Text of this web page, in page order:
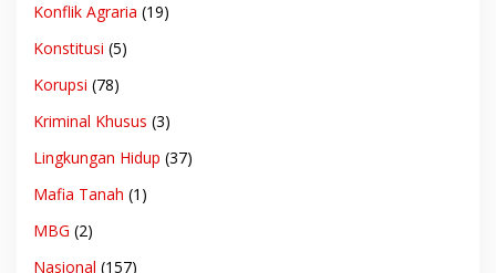
Konflik Agraria (19)
Konstitusi (5)
Korupsi (78)
Kriminal Khusus (3)
Lingkungan Hidup (37)
Mafia Tanah (1)
MBG (2)
Nasional (157)